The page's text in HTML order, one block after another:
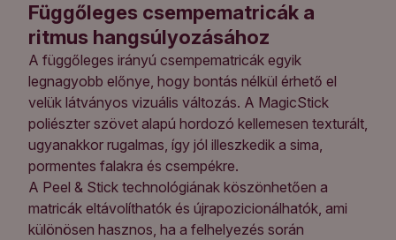
Függőleges csempematricák a
ritmus hangsúlyozásához
A függőleges irányú csempematricák egyik
legnagyobb előnye, hogy bontás nélkül érhető el
velük látványos vizuális változás. A MagicStick
poliészter szövet alapú hordozó kellemesen texturált,
ugyanakkor rugalmas, így jól illeszkedik a sima,
pormentes falakra és csempékre.
A Peel & Stick technológiának köszönhetően a
matricák eltávolíthatók és újrapozicionálhatók, ami
különösen hasznos, ha a felhelyezés során